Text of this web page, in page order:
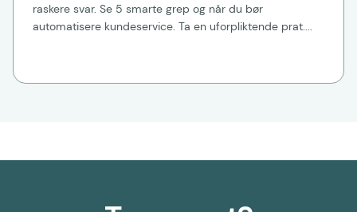
raskere svar. Se 5 smarte grep og når du bør
automatisere kundeservice. Ta en uforpliktende prat....